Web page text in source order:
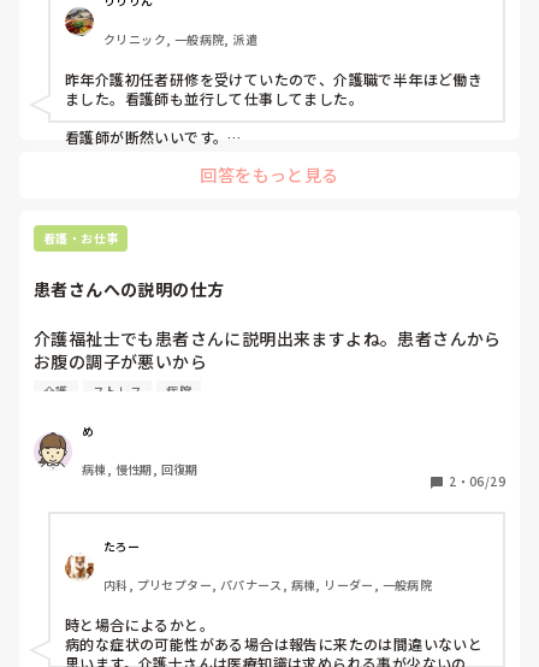
は下に見ていません。
気持ちもあります。
皆さんは看護師をやめて他業種に転職した後、看護師に戻っ
た経験はありますか？また、その時こういった葛藤はありま
したか？
気休め程度でいいので、教えて下さると嬉しいです。
クリニック, 一般病院, 派遣
昨年介護初任者研修を受けていたので、介護職で半年ほど働き
ました。看護師も並行して仕事してました。
看護師が断然いいです。
される感じがして、いやになりました。何も考えないようにし
そこで看護師としてされてみたらいかかでしょうか？
す。
今年は通信大学の四年生編入して、福祉系の学士と任用資格目
指してます。
回答をもっと見る
看護・お仕事
患者さんへの説明の仕方
介護福祉士でも患者さんに説明出来ますよね。患者さんから
お腹の調子が悪いから
夕食食べたくないと言うナースコールが来ました。その事を
説明なしで看護師に言いに来ていました。
その話を近くで聞いていたんですが
何か説明は出来なかったのかと思いました。
介護 ストレス 病院
め
病棟, 慢性期, 回復期
2 ・ 06/29
たろー
内科, プリセプター, パパナース, 病棟, リーダー, 一般病院
時と場合によるかと。
病的な症状の可能性がある場合は報告に来たのは間違いないと